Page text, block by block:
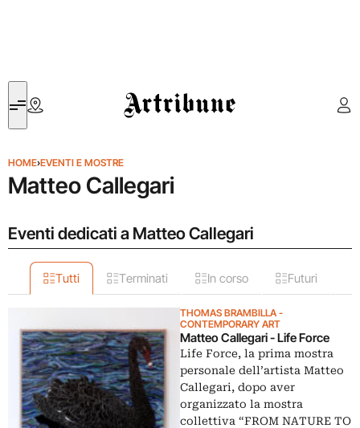
Artribune
HOME›EVENTI E MOSTRE
Matteo Callegari
Eventi dedicati a Matteo Callegari
Tutti Terminati In corso Futuri
THOMAS BRAMBILLA -
CONTEMPORARY ART
Matteo Callegari - Life Force
Life Force, la prima mostra
personale dell’artista Matteo
Callegari, dopo aver
organizzato la mostra
collettiva “FROM NATURE TO